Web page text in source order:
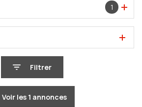
1
Filtrer
Voir les 1 annonces